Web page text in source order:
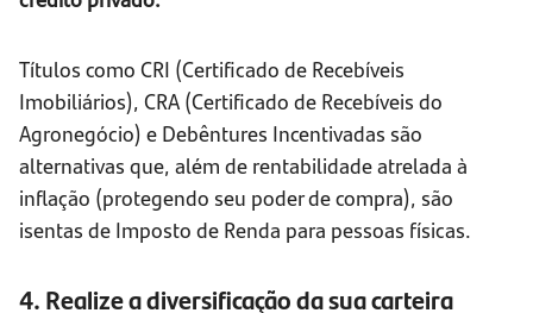
Títulos como CRI (Certificado de Recebíveis
Imobiliários), CRA (Certificado de Recebíveis do
Agronegócio) e Debêntures Incentivadas são
alternativas que, além de rentabilidade atrelada à
inflação (protegendo seu poder de compra), são
isentas de Imposto de Renda para pessoas físicas.
4. Realize a diversificação da sua carteira